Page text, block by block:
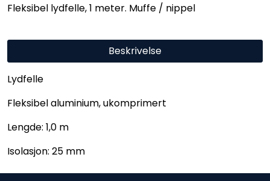
Fleksibel lydfelle, 1 meter. Muffe / nippel
Beskrivelse
Lydfelle
Fleksibel aluminium, ukomprimert
Lengde: 1,0 m
Isolasjon: 25 mm